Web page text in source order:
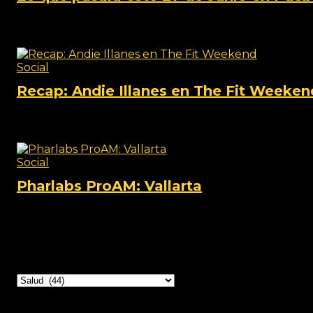
Social
Recap: Andie Illanes en The Fit
Social
Pharlabs ProAM: Vallarta